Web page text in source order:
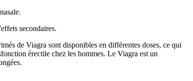
secondaires.
de Viagra sont disponibles en différentes doses, ce qui
érectile chez les hommes. Le Viagra est un